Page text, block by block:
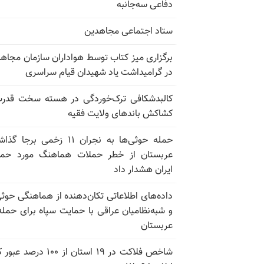
دفاعی سه‌جانبه
ستاد اجتماعی مجاهدین
برگزاری میز کتاب توسط هواداران سازمان
در گرامیداشت یاد شهیدان قیام سراسری
کالبدشکافی ترک‌خوردگی در هسته سخت
کشاکش باندهای ولایت فقیه
حمله حوثی‌ها به نجران ۱۱ زخمی
عربستان از خطر حملات هماهنگ مورد
ایران هشدار داد
داده‌های اطلاعاتی تکان‌دهنده از هماهنگی
و شبه‌نظامیان عراقی با حمایت سپاه برای
عربستان
شاخص فلاکت در ۱۹ استان از ۱۰۰